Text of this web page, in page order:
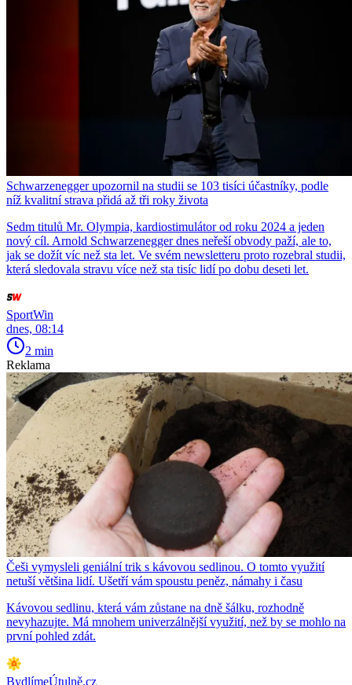
Schwarzenegger upozornil na studii se 103 tisíci účastníky, podle
níž kvalitní strava přidá až tři roky života
Sedm titulů Mr. Olympia, kardiostimulátor od roku 2024 a jeden
nový cíl. Arnold Schwarzenegger dnes neřeší obvody paží, ale to,
jak se dožít víc než sta let. Ve svém newsletteru proto rozebral studii,
která sledovala stravu více než sta tisíc lidí po dobu deseti let.
SportWin
dnes, 08:14
2 min
Reklama
Češi vymysleli geniální trik s kávovou sedlinou. O tomto využití
netuší většina lidí. Ušetří vám spoustu peněz, námahy i času
Kávovou sedlinu, která vám zůstane na dně šálku, rozhodně
nevyhazujte. Má mnohem univerzálnější využití, než by se mohlo na
první pohled zdát.
BydlímeÚtulně.cz